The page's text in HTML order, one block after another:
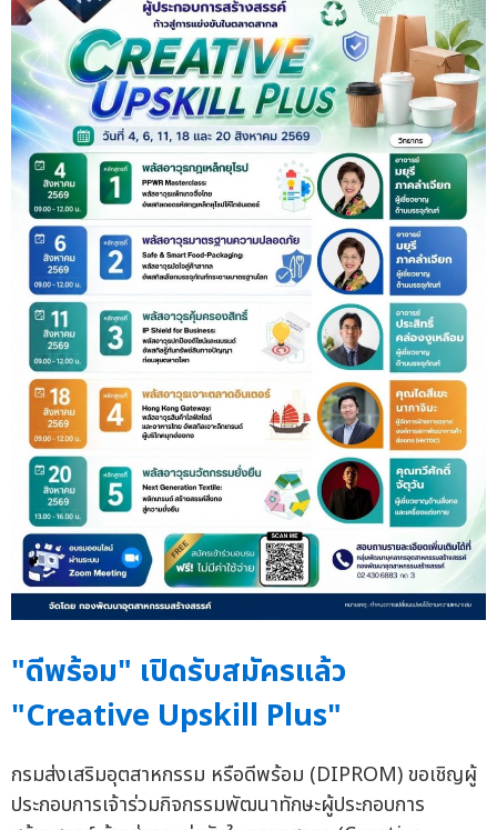
"ดีพร้อม" เปิดรับสมัครแล้ว
"Creative Upskill Plus"
กรมส่งเสริมอุตสาหกรรม หรือดีพร้อม (DIPROM) ขอเชิญผู้
ประกอบการเจ้าร่วมกิจกรรมพัฒนาทักษะผู้ประกอบการ